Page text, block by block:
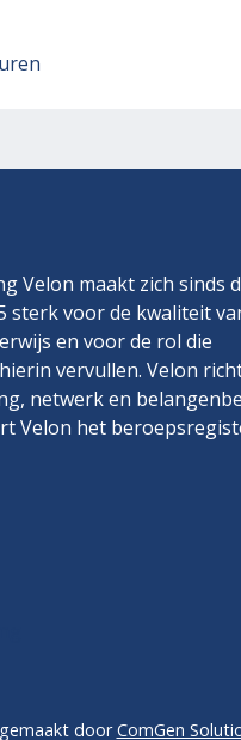
Velon maakt zich sinds
sterk voor de kwaliteit
en voor de rol die
vervullen. Velon
netwerk en
Velon het
doorComGen